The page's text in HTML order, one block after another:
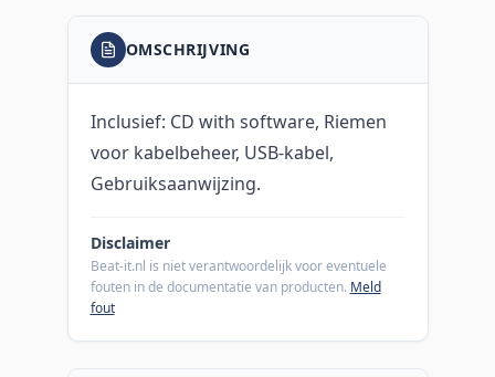
OMSCHRIJVING
Inclusief: CD with software, Riemen
voor kabelbeheer, USB-kabel,
Gebruiksaanwijzing.
Disclaimer
Beat-it.nl is niet verantwoordelijk voor eventuele
fouten in de documentatie van producten. Meld
fout